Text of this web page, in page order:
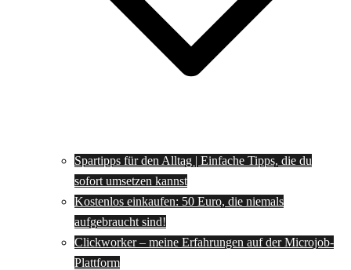
Spartipps für den Alltag | Einfache Tipps, die du
sofort umsetzen kannst
Kostenlos einkaufen: 50 Euro, die niemals
aufgebraucht sind!
Clickworker – meine Erfahrungen auf der Microjob-
Plattform